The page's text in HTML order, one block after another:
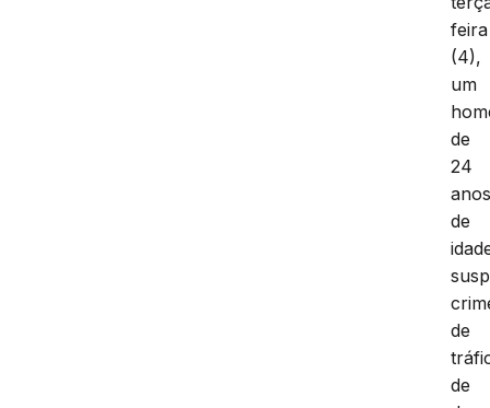
feira
(4),
um
de
24
de
de
de